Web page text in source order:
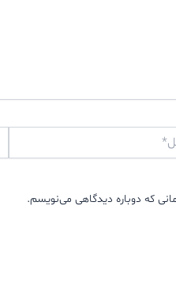
که دوباره دیدگاهی می‌نویسم.